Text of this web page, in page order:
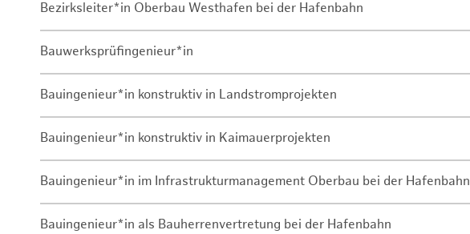
Bezirksleiter*in Oberbau Westhafen bei der Hafenbahn
Bauwerksprüfingenieur*in
Bauingenieur*in konstruktiv in Landstromprojekten
Bauingenieur*in konstruktiv in Kaimauerprojekten
Bauingenieur*in im Infrastrukturmanagement Oberbau bei der Hafenbahn
Bauingenieur*in als Bauherrenvertretung bei der Hafenbahn